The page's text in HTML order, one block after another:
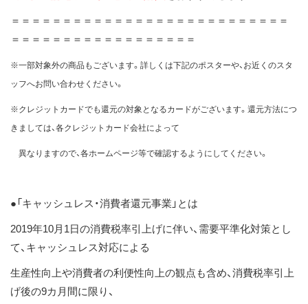
＝＝＝＝＝＝＝＝＝＝＝＝＝＝＝＝＝＝＝＝＝＝＝＝＝＝＝
＝＝＝＝＝＝＝＝＝＝＝＝＝＝＝＝＝＝
※一部対象外の商品もございます。詳しくは下記のポスターや、お近くのスタ
ッフへお問い合わせください。
※クレジットカードでも還元の対象となるカードがございます。還元方法につ
きましては、各クレジットカード会社によって
異なりますので、各ホームページ等で確認するようにしてください。
●「キャッシュレス・消費者還元事業」とは
2019年10月1日の消費税率引上げに伴い、需要平準化対策とし
て、キャッシュレス対応による
生産性向上や消費者の利便性向上の観点も含め、消費税率引上
げ後の9カ月間に限り、